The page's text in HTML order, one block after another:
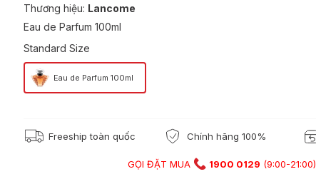
Thương hiệu: Lancome
Eau de Parfum 100ml
Standard Size
Eau de Parfum 100ml
Freeship toàn quốc Chính hãng 100%
GỌI ĐẶT MUA 1900 0129 (9:00-21:00)